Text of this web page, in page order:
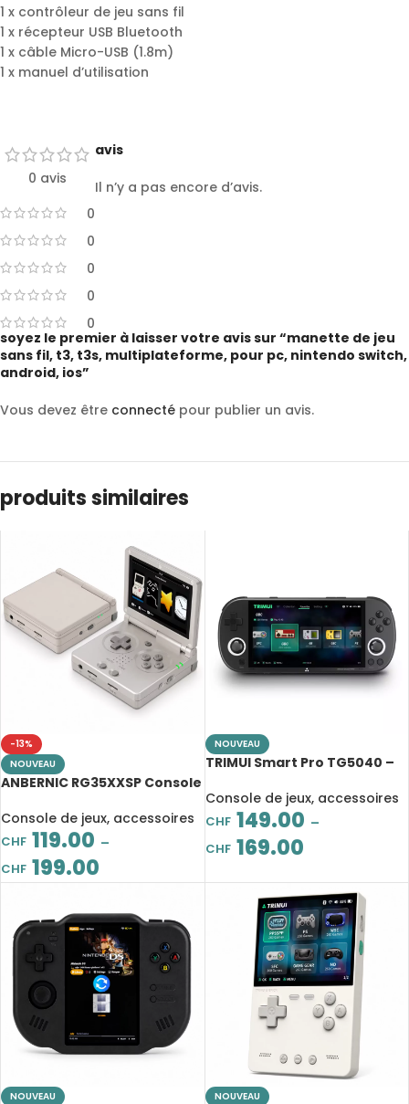
1 x contrôleur de jeu sans fil
1 x récepteur USB Bluetooth
1 x câble Micro-USB (1.8m)
1 x manuel d’utilisation
0 avis
0
0
0
0
0
avis
Il n’y a pas encore d’avis.
soyez le premier à laisser votre avis sur “manette de jeu
sans fil, t3, t3s, multiplateforme, pour pc, nintendo switch,
android, ios”
Vous devez être connecté pour publier un avis.
produits similaires
-13%
NOUVEAU
ANBERNIC RG35XXSP Console
– H700, Wi-Fi, Bluetooth et
HDMI
Console de jeux, accessoires
CHF 119.00 –
CHF 199.00
NOUVEAU
TRIMUI Smart Pro TG5040 –
720p
Console de jeux, accessoires
CHF 149.00 –
CHF 169.00
NOUVEAU NOUVEAU